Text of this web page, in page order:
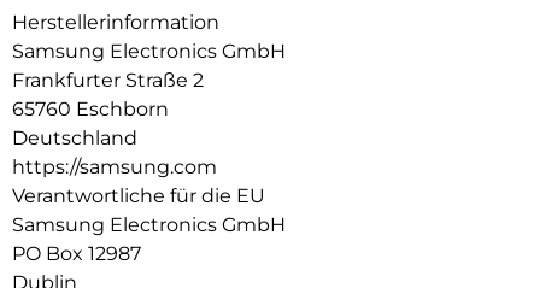
Kontrolle über deine geschäftlichen Daten behältst.
Das klare, helle Display bietet dir auch bei wechselnden
Lichtverhältnissen eine hervorragende Übersicht und wird
durch die S-Pen-Unterstützung zur präzisen Arbeitsfläche.
Notizen, Skizzen und Korrekturen lassen sich so auch
unterwegs effizient umsetzen. Das Privacy Display kann
deine Inhalte zudem vor neugierigen Blicken schützen und
dir auch in öffentlichen Umgebungen einen diskreten Zugriff
auf vertrauliche Informationen ermöglichen.
Das hochentwickelte Kamerasystem eignet sich nicht nur
Herstellerinformation
Samsung Electronics GmbH
Frankfurter Straße 2
65760 Eschborn
Deutschland
https://samsung.com
Verantwortliche für die EU
Samsung Electronics GmbH
PO Box 12987
Dublin